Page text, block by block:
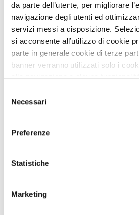
da parte dell’utente, per migliorare
navigazione degli utenti ed
servizi messi a disposizione.
si acconsente all’utilizzo di cookie
parte in generale cookie di terze
banner verranno utilizzati solo i
alla navigazione e alcune
Per conoscere i dettagli, consulta la
https://
https://
delNecessari
Preferenze
Statistiche
Marketing